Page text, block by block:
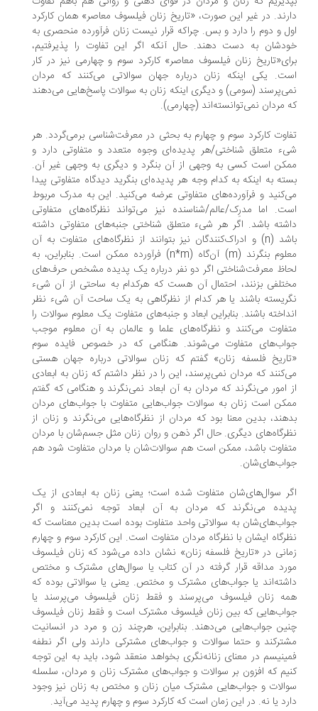
در غیر این صورت، «تاریخ زنان فیلسوف معاصر» همان کارکرد
و دوم را دارد و بس. چراکه قرار نیست زنان فرآورده منحصر‌ی به
به دست دهند. حال آنکه اگر این تفاوت را پذیرفتیم،
زنان فیلسوف معاصر» کارکرد سوم و چهارمی نیز در کار
یکی اینکه زنان درباره جهان سوالاتی می‌کنند که مردان
(سومی) و دیگری اینکه زنان به سوالات پاسخ‌هایی می‌دهند
مردان نمی‌توانسته‌اند (چهارمی).
کارکرد سوم و چهارم به بحثی در معرفت‌شناسی برمی‌گردد. هر
متعلق شناختی/هر پدیده‌ای وجوه متعدد و متفاوتی دارد و
است کسی به وجهی از آن بنگرد و دیگری به وجهی غیر آن.
به اینکه به کدام وجه هر پدیده‌ای بنگرید دیدگاه متفاوتی پیدا
و فرآورده‌های متفاوتی عرضه می‌کنید. این به مدرک مربوط
اما مدرِک/عالم/شناسنده نیز می‌تواند نظرگاه‌های متفاوتی
باشد. اگر هر شیء متعلق شناختی جنبه‌های متفاوتی داشته
باشد (n) و ادراک‌کنندگان نیز بتوانند از نظرگاه‌های متفاوت به آن
معلوم بنگرند (m) آن‌گاه (n*m) فرآورده ممکن است. بنابراین، به
معرفت‌شناختی اگر دو نفر درباره یک پدیده مشخص حرف‌های
بزنند، احتمال آن هست که هرکدام به ساحتی از آن شی‌ء
باشند یا هر کدام از نظرگاهی به یک ساحت آن شیء نظر
باشند. بنابراین ابعاد و جنبه‌های متفاوت یک معلوم سوالات را
می‌کنند و نظرگاه‌های علما و عالمان به آن معلوم موجب
متفاوت می‌شوند. هنگامی که در خصوص فایده سوم
فلسفه زنان» گفتم که زنان سوالاتی درباره جهان هستی
که مردان نمی‌پرسند، این را در نظر داشتم که زنان به ابعادی
امور می‌نگرند که مردان به آن ابعاد نمی‌نگرند و هنگامی که گفتم
است زنان به سوالات جواب‌هایی متفاوت با جواب‌های مردان
بدین معنا بود که مردان از نظرگاه‌هایی می‌نگرند و زنان از
دیگری. حال اگر ذهن و روان زنان مثل جسم‌شان با مردان
باشد، ممکن است هم سوالات‌شان با مردان متفاوت شود هم
سوال‌های‌شان متفاوت شده است؛ یعنی زنان به ابعادی از یک
می‌نگرند که مردان به آن ابعاد توجه نمی‌کنند و اگر
به سوالاتی واحد متفاوت بوده است بدین معناست که
ایشان با نظرگاه مردان متفاوت است. این کارکرد سوم و چهارم
در «تاریخ فلسفه زنان» نشان داده می‌شود که زنان فیلسوف
مداقه قرار گرفته در آن کتاب یا سوال‌های مشترک و مختص
یا جواب‌های مشترک و مختص. یعنی یا سوالاتی بوده که
زنان فیلسوف می‌پرسند و فقط زنان فیلسوف می‌پرسند یا
که بین زنان فیلسوف مشترک است و فقط زنان فیلسوف
جواب‌هایی می‌دهند. بنابراین، هرچند زن و مرد در انسانیت
و حتما سوالات و جواب‌های مشترکی دارند ولی اگر نطفه
در معنای زنانه‌نگری بخواهد منعقد شود، باید به این توجه
که افزون بر سوالات و جواب‌های مشترک زنان و مردان، سلسله
و جواب‌هایی مشترک میان زنان و مختص به زنان نیز وجود
یا نه. در این زمان است که کارکرد سوم و چهارم پدید می‌آید.